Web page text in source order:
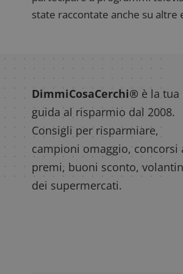
state raccontate anche su altre
DimmiCosaCerchi® è la tua
guida al risparmio dal 2008.
Consigli per risparmiare,
campioni omaggio, concorsi
premi, buoni sconto,
dei supermercati.